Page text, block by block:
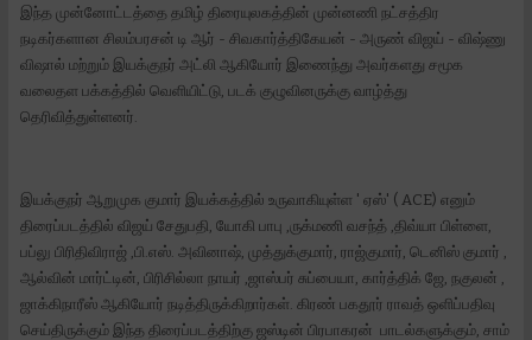
இந்த முன்னோட்டத்தை தமிழ் திரையுலகத்தின் முன்னணி நட்சத்திர
நடிகர்களான சிலம்பரசன் டி ஆர் - சிவகார்த்திகேயன் - அருண் விஜய் - விஷ்ணு
விஷால் மற்றும் இயக்குநர் அட்லி ஆகியோர் இணைந்து அவர்களது சமூக
வலைதள பக்கத்தில் வெளியிட்டு, படக் குழுவினருக்கு வாழ்த்து
தெரிவித்துள்ளனர்.
இயக்குநர் ஆறுமுக குமார் இயக்கத்தில் உருவாகியுள்ள ' ஏஸ்' ( ACE) எனும்
திரைப்படத்தில் விஜய் சேதுபதி, யோகி பாபு ,ருக்மணி வசந்த் ,திவ்யா பிள்ளை,
பப்லு பிரிதிவிராஜ் ,பி.எஸ். அவினாஷ், முத்துக்குமார், ராஜ்குமார், டெனிஸ் குமார் ,
ஆல்வின் மார்ட்டின், பிரிசில்லா நாயர் ,ஜாஸ்பர் சுப்பையா, கார்த்திக் ஜே, நகுலன் ,
ஜாக்கிநாரீஸ் ஆகியோர் நடித்திருக்கிறார்கள். கிரண் பகதூர் ராவத் ஒளிப்பதிவு
செய்திருக்கும் இந்த திரைப்படத்திற்கு ஜஸ்டின் பிரபாகரன் பாடல்களுக்கும், சாம்